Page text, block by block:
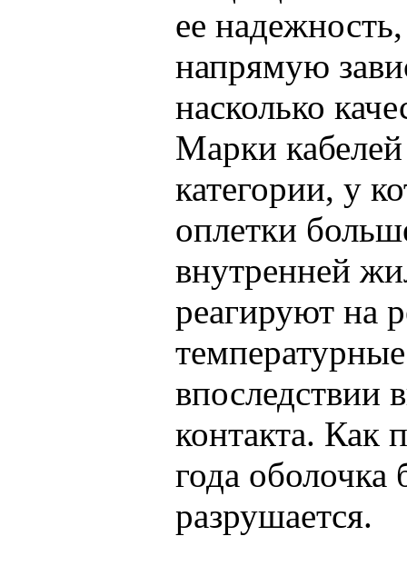
ее
напрямую
насколько
Марки
категории, у
оплетки
внутренней
реагируют на
впоследствии
контакта. Как
года оболочка
разрушается.